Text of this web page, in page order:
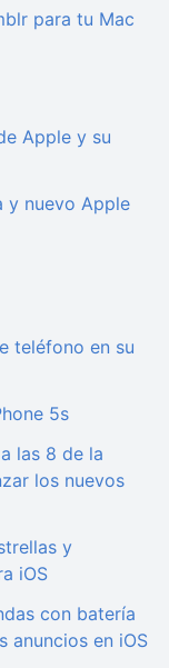
para tu Mac
Apple y su
y nuevo Apple
teléfono en su
5s
las 8 de la
los nuevos
y
iOS
con batería
anuncios en iOS